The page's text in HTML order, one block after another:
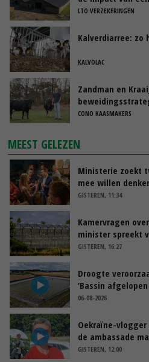
LTO VERZEKERINGEN
Kalverdiarree: zo
KALVOLAC
Zandman en
CONO KAASMAKERS
MEEST GELEZEN
Ministerie zoekt
mee willen
GISTEREN, 11:34
Kamervragen
minister spreekt
GISTEREN, 16:27
Droogte
‘Bassin
06-08-2026
Oekraïne-vlogger
de ambassade
GISTEREN, 12:00